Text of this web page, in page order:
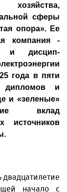
хозяйства,
сферы
опора». Ее
компания -
и дисцип­
года в пяти
дипломов и
и «зеленые»
вклад
источников
двадцатилетие
начало с